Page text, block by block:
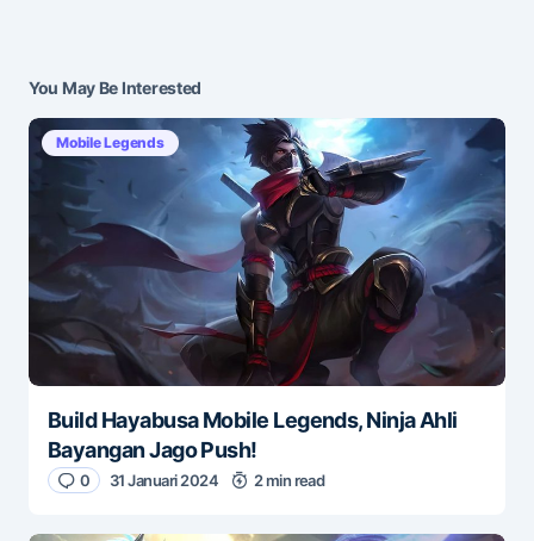
You May Be Interested
Mobile Legends
Build Hayabusa Mobile Legends, Ninja Ahli
Bayangan Jago Push!
0 31 Januari 2024 2 min read